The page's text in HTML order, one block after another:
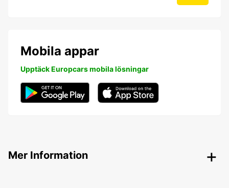
Mobila appar
Upptäck Europcars mobila lösningar
Mer Information